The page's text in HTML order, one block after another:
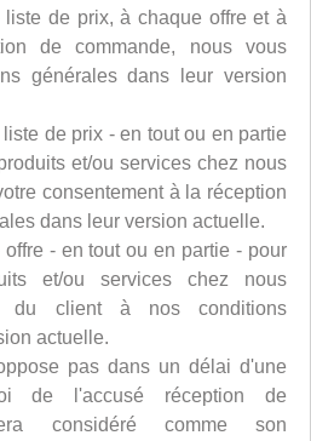
de prix, à chaque offre et à
de commande, nous vous
générales dans leur version
de prix - en tout ou en partie
et/ou services chez nous
consentement à la réception
dans leur version actuelle.
- en tout ou en partie - pour
et/ou services chez nous
du client à nos conditions
actuelle.
pas dans un délai d'une
de l'accusé réception de
considéré comme son